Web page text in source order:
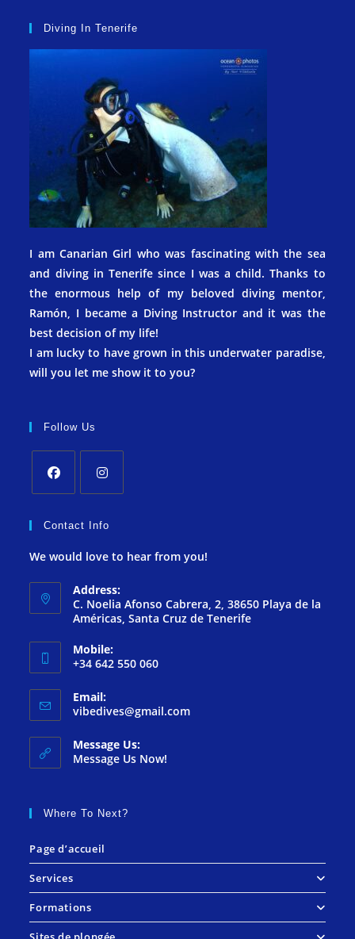
Diving In Tenerife
I am Canarian Girl who was fascinating with the sea
and diving in Tenerife since I was a child. Thanks to
the enormous help of my beloved diving mentor,
Ramón, I became a Diving Instructor and it was the
best decision of my life!
I am lucky to have grown in this underwater paradise,
will you let me show it to you?
Follow Us
Contact Info
We would love to hear from you!
Address:
C. Noelia Afonso Cabrera, 2, 38650 Playa de la
Américas, Santa Cruz de Tenerife
Mobile:
+34 642 550 060
Email:
vibedives@gmail.com
Message Us:
Message Us Now!
Where To Next?
Page d’accueil
Services
Formations